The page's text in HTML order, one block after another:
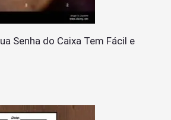
Senha do Caixa Tem Fácil e